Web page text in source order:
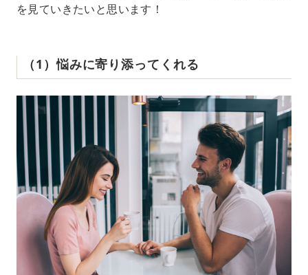
を見ていきたいと思います！
（1）悩みに寄り添ってくれる